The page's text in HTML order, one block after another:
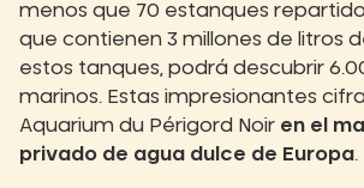
menos que 70 estanques
que contienen 3 millones de litros
estos tanques, podrá descubrir
marinos. Estas impresionantes
Aquarium du Périgord Noir en el
privado de agua dulce de Europa.